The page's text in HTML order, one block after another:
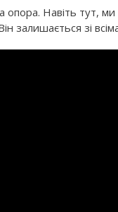
опора. Навіть тут,
залишається зі